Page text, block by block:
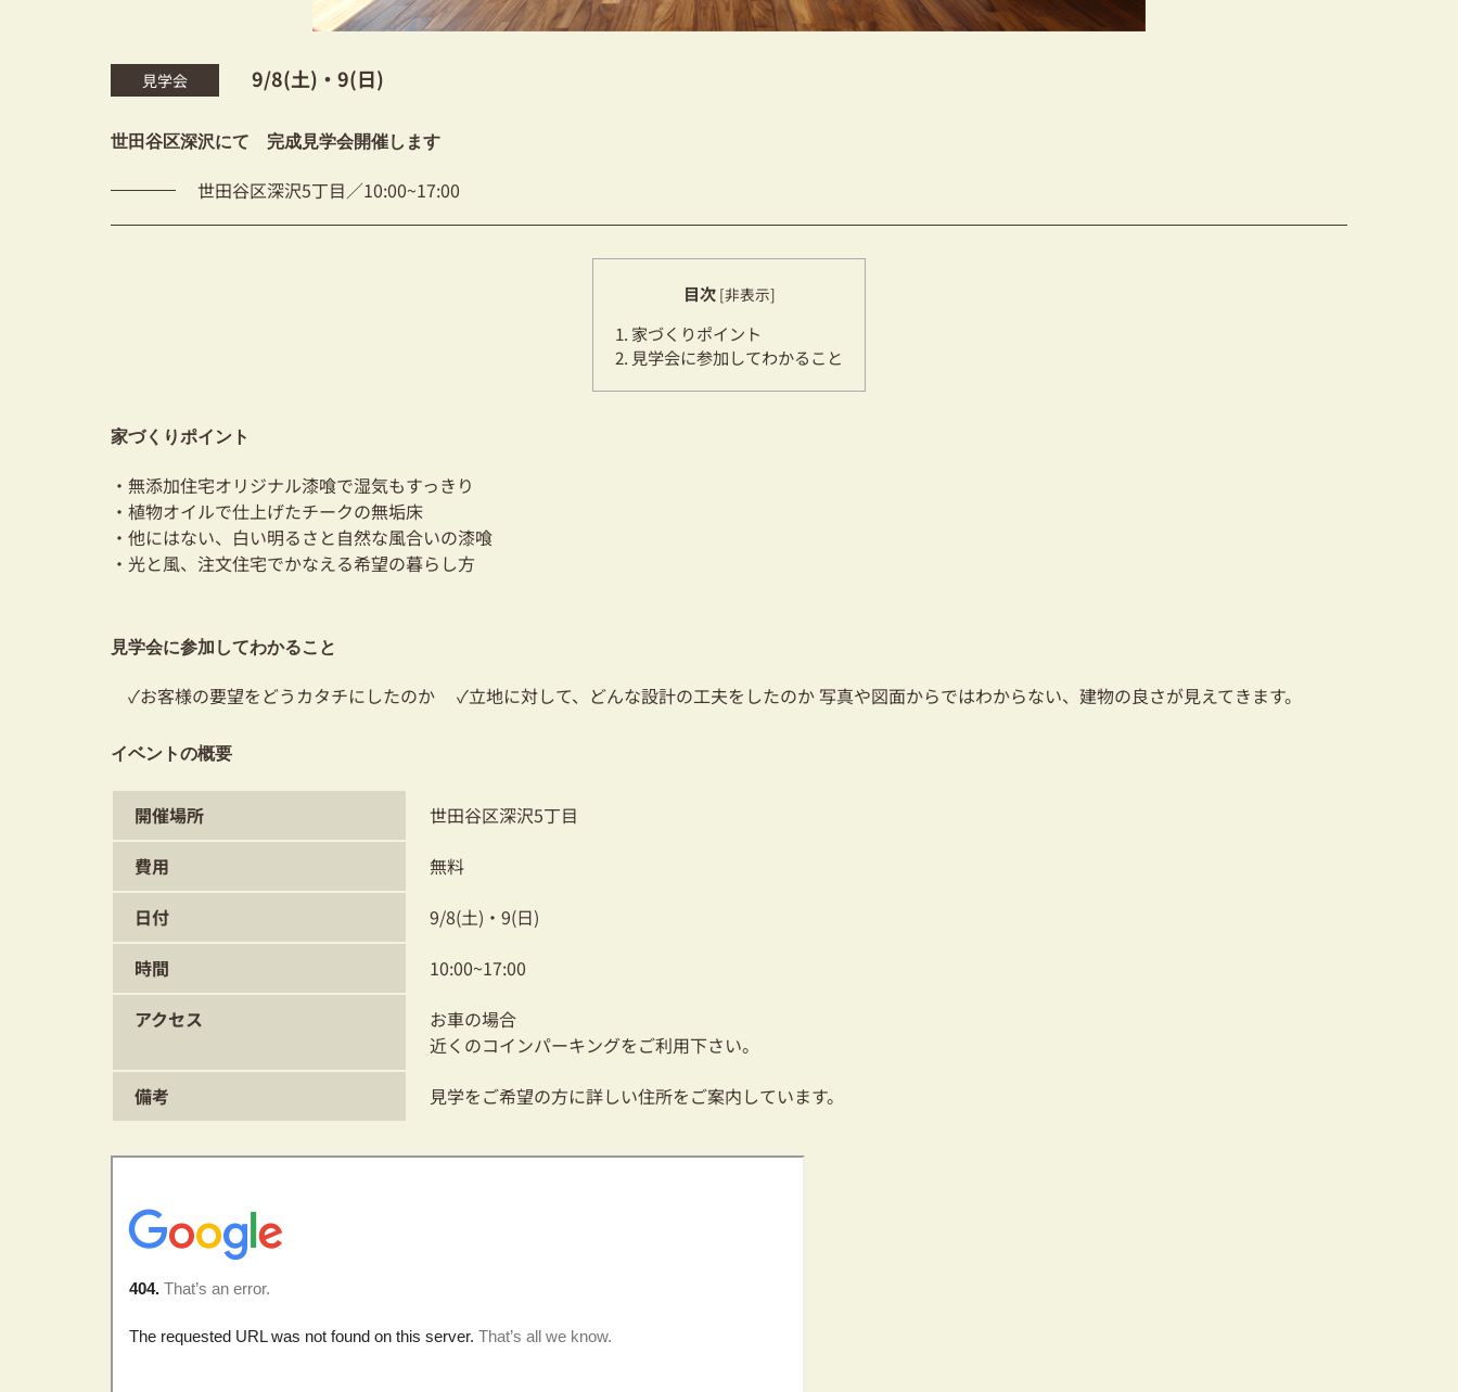
見学会 9/8(土)・9(日)
世田谷区深沢にて 完成見学会開催します
世田谷区深沢5丁目／10:00~17:00
目次 [非表示]
1. 家づくりポイント
2. 見学会に参加してわかること
家づくりポイント
・無添加住宅オリジナル漆喰で湿気もすっきり
・植物オイルで仕上げたチークの無垢床
・他にはない、白い明るさと自然な風合いの漆喰
・光と風、注文住宅でかなえる希望の暮らし方
見学会に参加してわかること
✓お客様の要望をどうカタチにしたのか ✓立地に対して、どんな設計の工夫をしたのか 写真や図面からではわからない、建物の良さが見えてきます。
イベントの概要
開催場所
世田谷区深沢5丁目
費用
無料
日付
9/8(土)・9(日)
時間
10:00~17:00
アクセス
お車の場合
近くのコインパーキングをご利用下さい。
備考
見学をご希望の方に詳しい住所をご案内しています。